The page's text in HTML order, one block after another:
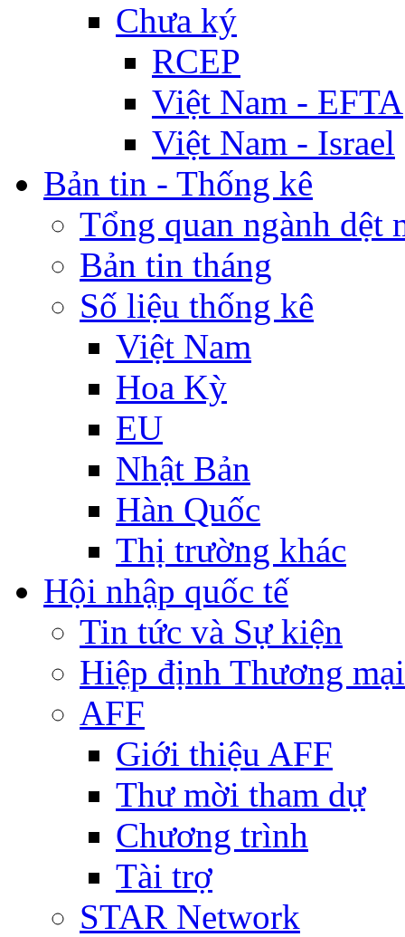
Chưa ký
RCEP
Việt Nam - EFTA
Việt Nam - Israel
Bản tin - Thống kê
Tổng quan ngành dệt
Bản tin tháng
Số liệu thống kê
Việt Nam
Hoa Kỳ
EU
Nhật Bản
Hàn Quốc
Thị trường khác
Hội nhập quốc tế
Tin tức và Sự kiện
Hiệp định Thương
AFF
Giới thiệu AFF
Thư mời tham dự
Chương trình
Tài trợ
STAR Network